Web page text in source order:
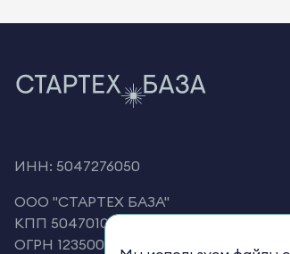
ИНН: 5047276050
OOO "СТАРТЕХ БАЗА"
КПП 504701001
ОГРН 1235000060987